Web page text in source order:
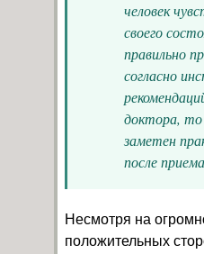
человек
своего
правильно
согласно
доктора,
заметен
после
Несмотря на
положительных